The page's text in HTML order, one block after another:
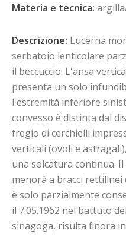
Materia e tecnica:
Descrizione: Lucerna
serbatoio lenticolare
il beccuccio. L'ansa
presenta un solo
l'estremità inferiore
convesso è distinta dal
fregio di cerchielli
verticali (ovoli e
una solcatura continua.
menorà a bracci rettilinei
è solo parzialmente
il 7.05.1962 nel battuto
sinagoga, risulta finora